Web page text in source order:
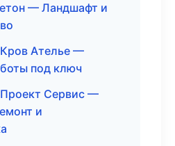
— Ландшафт и
Ателье —
под ключ
Сервис —
и